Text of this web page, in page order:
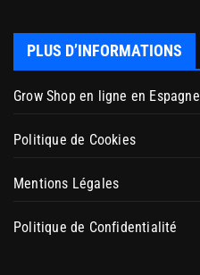
PLUS D’INFORMATIONS
Grow Shop en ligne en Espagne
Politique de Cookies
Mentions Légales
Politique de Confidentialité